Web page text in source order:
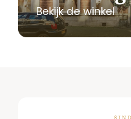
Bekijk de winkel